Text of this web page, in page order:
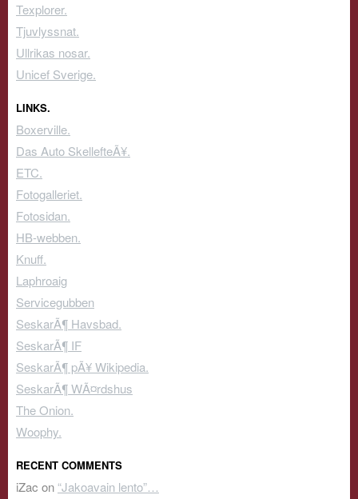
Texplorer.
Tjuvlyssnat.
Ullrikas nosar.
Unicef Sverige.
LINKS.
Boxerville.
Das Auto SkellefteÃ¥.
ETC.
Fotogalleriet.
Fotosidan.
HB-webben.
Knuff.
Laphroaig
Servicegubben
SeskarÃ¶ Havsbad.
SeskarÃ¶ IF
SeskarÃ¶ pÃ¥ Wikipedia.
SeskarÃ¶ WÃ¤rdshus
The Onion.
Woophy.
RECENT COMMENTS
iZac on “Jakoavain lento”…